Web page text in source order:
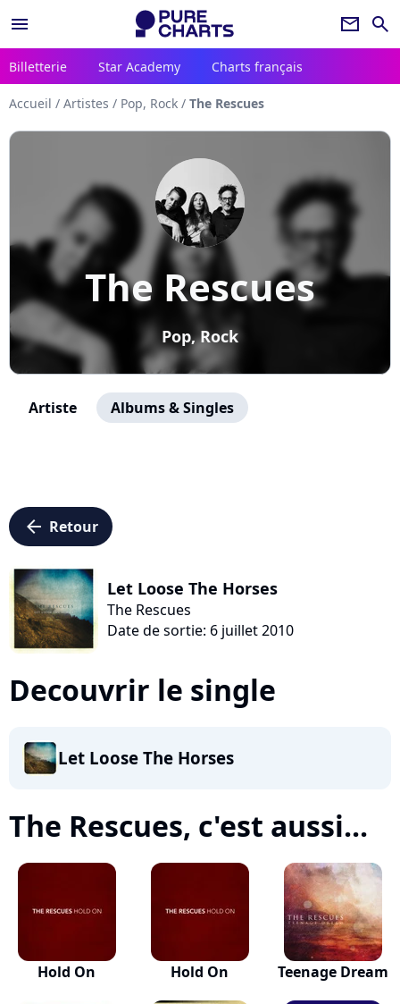
menu newsletter search
Billetterie Star Academy Charts français
Accueil / Artistes / Pop, Rock / The Rescues
The Rescues
Pop, Rock
Artiste Albums & Singles
arrow_left Retour
Let Loose The Horses
The Rescues
Date de sortie: 6 juillet 2010
Decouvrir le single
Let Loose The Horses
The Rescues, c'est aussi...
Hold On Hold On Teenage Dream